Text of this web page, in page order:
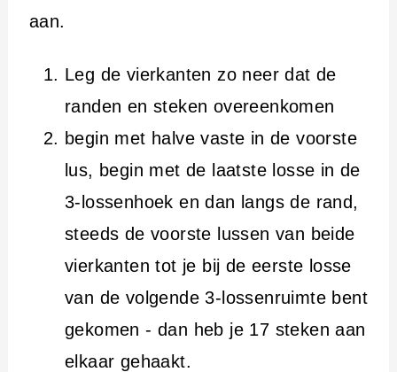
aan.
Leg de vierkanten zo neer dat de
randen en steken overeenkomen
begin met halve vaste in de voorste
lus, begin met de laatste losse in de
3-lossenhoek en dan langs de rand,
steeds de voorste lussen van beide
vierkanten tot je bij de eerste losse
van de volgende 3-lossenruimte bent
gekomen - dan heb je 17 steken aan
elkaar gehaakt.